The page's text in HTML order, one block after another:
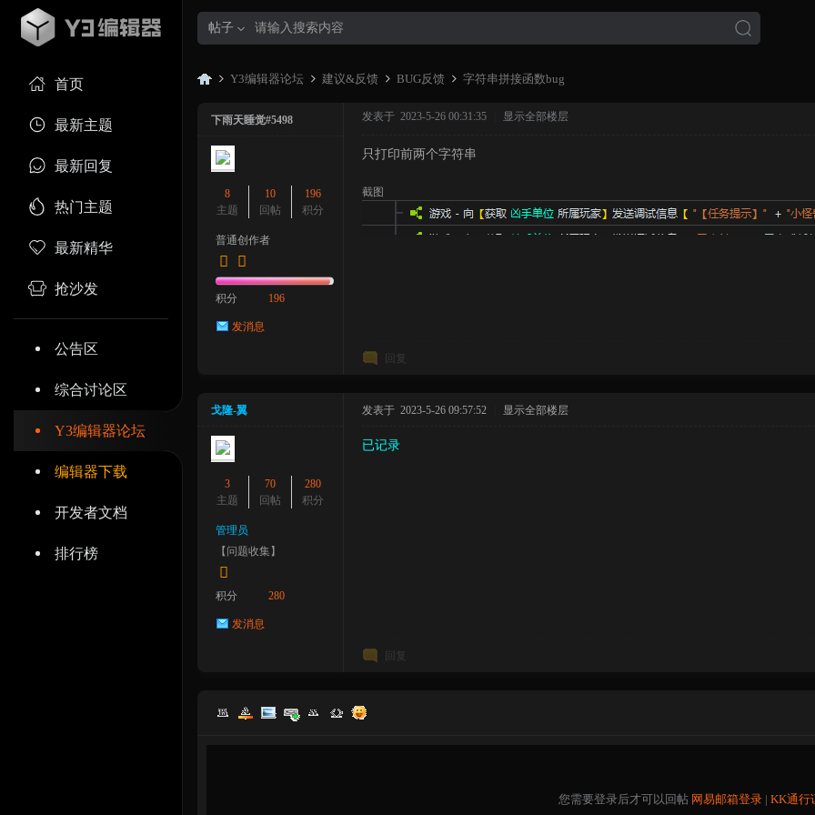
首页
最新主题
最新回复
热门主题
最新精华
抢沙发
公告区
综合讨论区
Y3编辑器论坛
编辑器下载
开发者文档
排行榜
帖子
»
Y3编辑器论坛 建议&反馈
›
BUG反馈
›
字符串拼接函数bug
下雨天睡觉#5498
8
主题
10
回帖
196
积分
普通创作者
积分 196
发消息
发表于 2023-5-26 00:31:35 显示全部楼层
只打印前两个字符串
截图
回复
戈隆-翼
3
主题
70
回帖
280
积分
管理员
【问题收集】
积分 280
发消息
发表于 2023-5-26 09:57:52 显示全部楼层
已记录
回复
您需要登录后才可以回帖 网易邮箱登录| KK通行